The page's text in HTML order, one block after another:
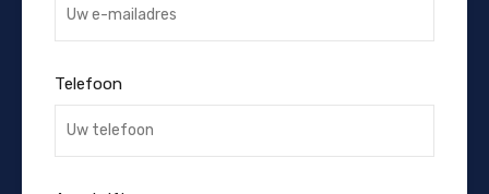
Telefoon